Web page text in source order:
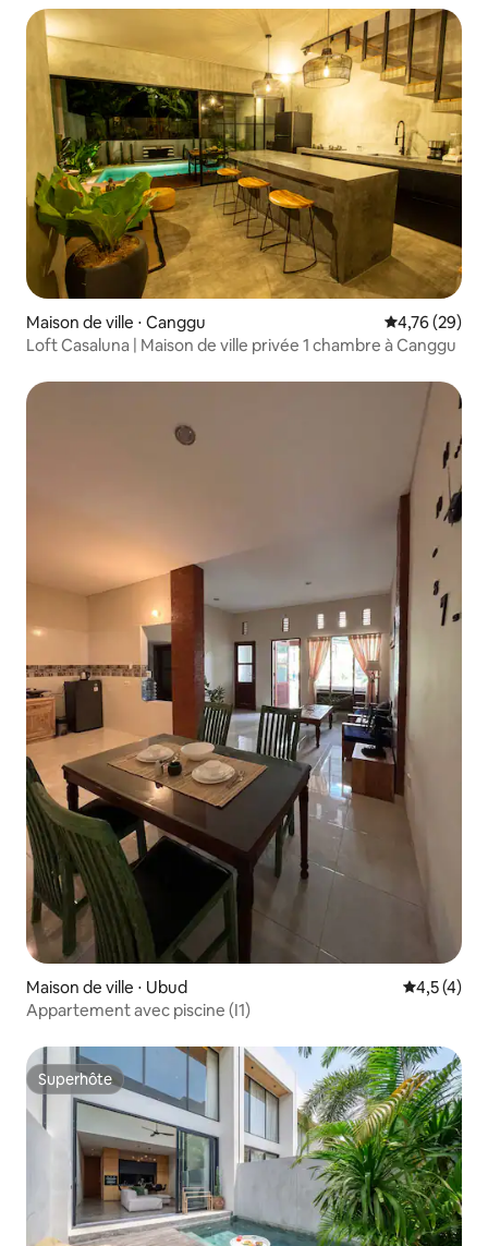
Maison de ville ⋅ Canggu Évaluation
4,76 (29)
Loft Casaluna | Maison de ville privée 1 chambre à Canggu
Maison de ville ⋅ Ubud Évaluation
4,5 (4)
Appartement avec piscine (I1)
Superhôte
Superhôte